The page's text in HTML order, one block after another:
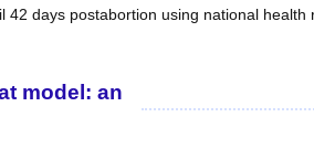
days postabortion using national health
model: an